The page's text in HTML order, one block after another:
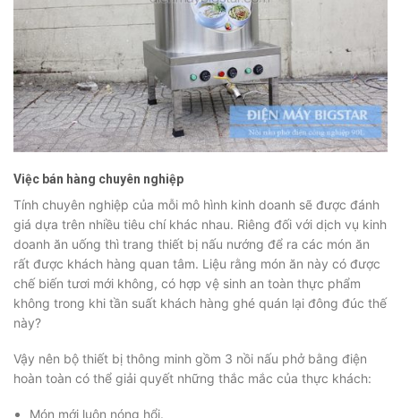
Việc bán hàng chuyên nghiệp
Tính chuyên nghiệp của mỗi mô hình kinh doanh sẽ được đánh
giá dựa trên nhiều tiêu chí khác nhau. Riêng đối với dịch vụ kinh
doanh ăn uống thì trang thiết bị nấu nướng để ra các món ăn
rất được khách hàng quan tâm. Liệu rằng món ăn này có được
chế biến tươi mới không, có hợp vệ sinh an toàn thực phẩm
không trong khi tần suất khách hàng ghé quán lại đông đúc thế
này?
Vậy nên bộ thiết bị thông minh gồm 3 nồi nấu phở bằng điện
hoàn toàn có thể giải quyết những thắc mắc của thực khách:
Món mới luôn nóng hổi.